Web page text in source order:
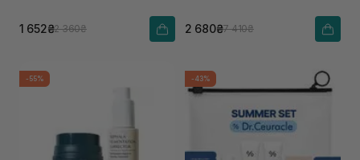
1 652₴2 360₴ 2 680₴7 410₴
-55% -43%